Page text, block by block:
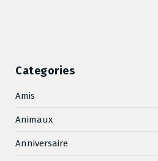
Categories
Amis
Animaux
Anniversaire